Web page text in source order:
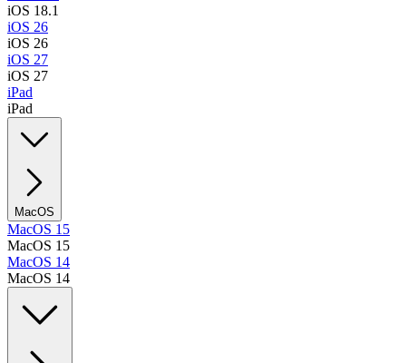
iOS 18.1
iOS 26
iOS 26
iOS 27
iOS 27
iPad
iPad
MacOS
MacOS 15
MacOS 15
MacOS 14
MacOS 14